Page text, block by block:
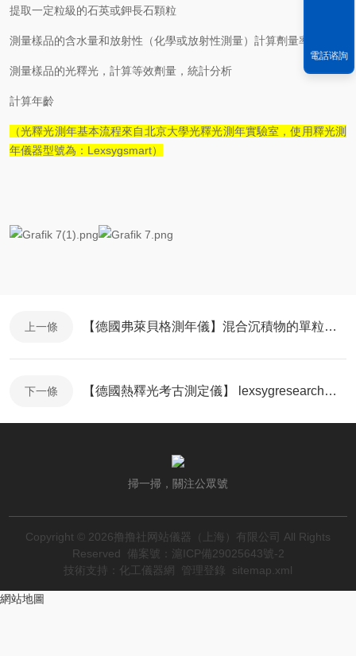
提取一定粒級的石英或鉀長石顆粒
測量樣品的含水量和放射性（化學或放射性測量）計算劑量率
測量樣品的光釋光，計算等效劑量，統計分析
計算年齡
（光釋光測年基本流程來自北京大學光釋光測年實驗室，使用釋光測
年儀器型號為： L exsygsmart）
上一條 【德國弗萊貝格測年儀】混合沉積物的單粒測年
下一條 【德國熱釋光考古測定儀】 lexsygresearch的應用實例
掃一掃，關注公眾號
Copyright © 2026撸撸社网站儀器（上海）有限公司 All Rights
Reserved 備案號：滬ICP備29025643號-2
技術支持： 化工儀器網 管理登錄 sitemap.xml
電話谘詢
網站地圖